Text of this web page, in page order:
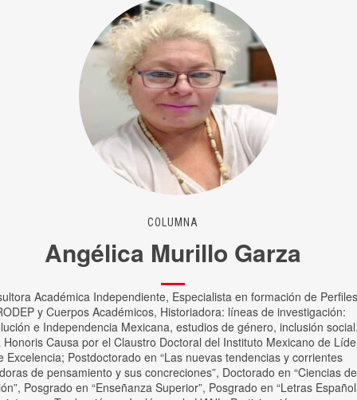
COLUMNA
Angélica Murillo Garza
Académica Independiente, Especialista en formación de Perfiles
y Cuerpos Académicos, Historiadora: líneas de investigación:
e Independencia Mexicana, estudios de género, inclusión
Honoris Causa por el Claustro Doctoral del Instituto Mexicano de
Excelencia; Postdoctorado en “Las nuevas tendencias y corrientes
de pensamiento y sus concreciones”, Doctorado en “Ciencias
Posgrado en “Enseñanza Superior”, Posgrado en “Letras